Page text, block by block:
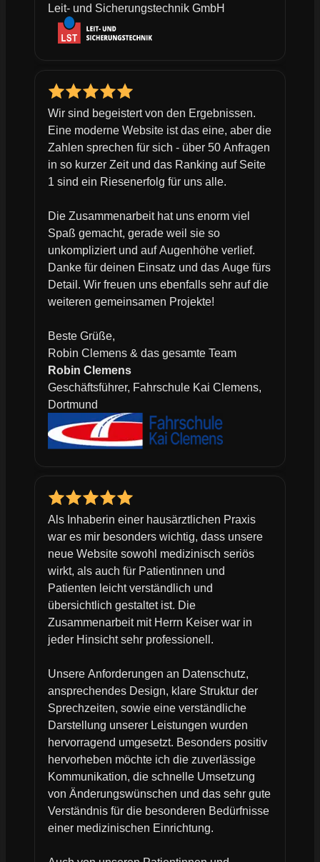
Leit- und Sicherungstechnik GmbH
Wir sind begeistert von den Ergebnissen.
Eine moderne Website ist das eine, aber die
Zahlen sprechen für sich - über 50 Anfragen
in so kurzer Zeit und das Ranking auf Seite
1 sind ein Riesenerfolg für uns alle.
Die Zusammenarbeit hat uns enorm viel
Spaß gemacht, gerade weil sie so
unkompliziert und auf Augenhöhe verlief.
Danke für deinen Einsatz und das Auge fürs
Detail. Wir freuen uns ebenfalls sehr auf die
weiteren gemeinsamen Projekte!
Beste Grüße,
Robin Clemens & das gesamte Team
Robin Clemens
Geschäftsführer, Fahrschule Kai Clemens,
Dortmund
Als Inhaberin einer hausärztlichen Praxis
war es mir besonders wichtig, dass unsere
neue Website sowohl medizinisch seriös
wirkt, als auch für Patientinnen und
Patienten leicht verständlich und
übersichtlich gestaltet ist. Die
Zusammenarbeit mit Herrn Keiser war in
jeder Hinsicht sehr professionell.
Unsere Anforderungen an Datenschutz,
ansprechendes Design, klare Struktur der
Sprechzeiten, sowie eine verständliche
Darstellung unserer Leistungen wurden
hervorragend umgesetzt. Besonders positiv
hervorheben möchte ich die zuverlässige
Kommunikation, die schnelle Umsetzung
von Änderungswünschen und das sehr gute
Verständnis für die besonderen Bedürfnisse
einer medizinischen Einrichtung.